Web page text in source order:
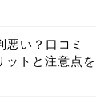
悪い？口コミ
ットと注意点を